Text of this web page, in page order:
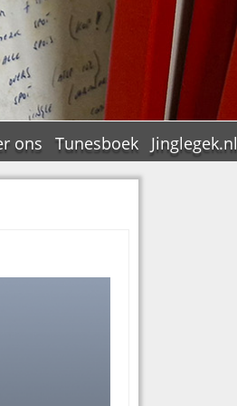
ons Tunesboek Jinglegek.nl